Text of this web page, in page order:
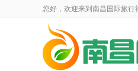
您好，欢迎来到南昌国际旅行